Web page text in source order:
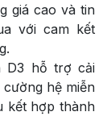
giá cao và tin
với cam kết
D3 hỗ trợ cải
hệ miễn
kết hợp thành